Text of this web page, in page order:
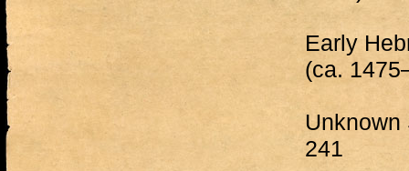
Early
(ca.
241